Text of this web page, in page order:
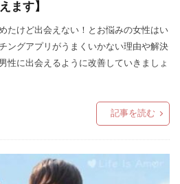
ます】
たけど出会えない！とお悩みの女性はい
ングアプリがうまくいかない理由や解決
性に出会えるように改善していきましょ
記事を読む